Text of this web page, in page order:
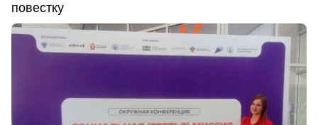
повестку